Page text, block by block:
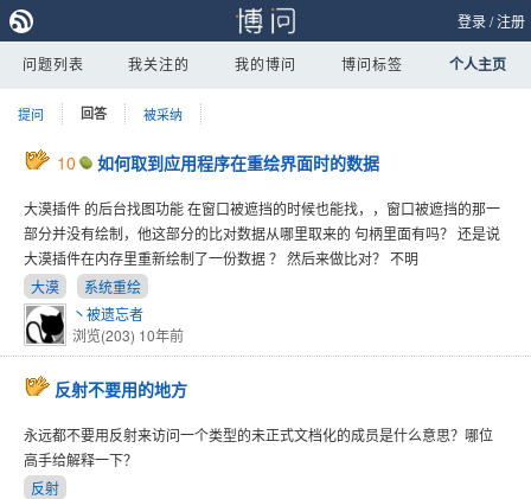
登录/注册
问题列表 我关注的 我的博问 博问标签 个人主页
提问 回答 被采纳
10 如何取到应用程序在重绘界面时的数据
大漠插件 的后台找图功能 在窗口被遮挡的时候也能找，，窗口被遮挡的那一
部分并没有绘制，他这部分的比对数据从哪里取来的 句柄里面有吗？ 还是说
大漠插件在内存里重新绘制了一份数据 ？ 然后来做比对？ 不明
大漠
系统重绘
丶被遗忘者
浏览(203) 10年前
反射不要用的地方
永远都不要用反射来访问一个类型的未正式文档化的成员是什么意思？哪位
高手给解释一下？
反射